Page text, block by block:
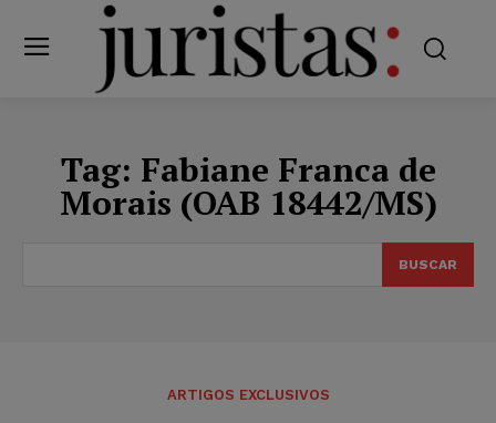
Tag: Fabiane Franca de
Morais (OAB 18442/MS)
BUSCAR
ARTIGOS EXCLUSIVOS